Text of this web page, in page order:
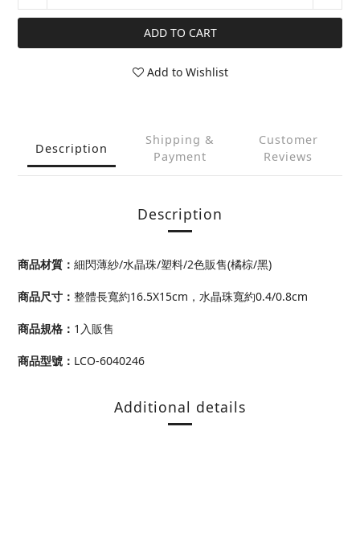
ADD TO CART
Add to Wishlist
Description
Shipping &
Payment
Customer
Reviews
Description
商品材質： 細閃薄紗/水晶珠/塑料/2色販售(橘棕/黑)
商品尺寸 ： 整體長寬約16.5X15cm，水晶珠寬約0.4/0.8cm
商品規格 ： 1入販售
商品型號 ： LCO-6040246
Additional details